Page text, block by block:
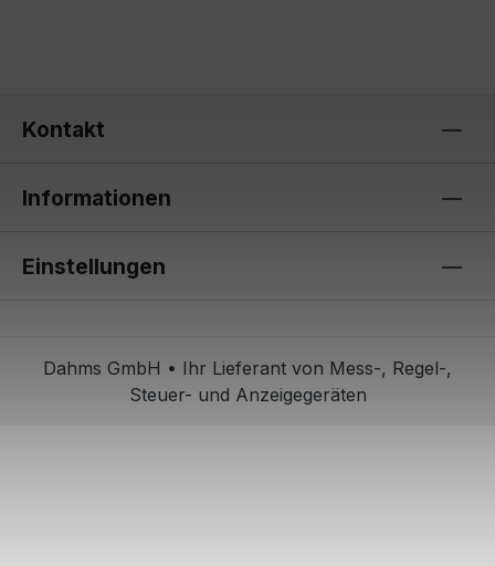
Kontakt
Informationen
Einstellungen
Dahms GmbH • Ihr Lieferant von Mess-, Regel-,
Steuer- und Anzeigegeräten